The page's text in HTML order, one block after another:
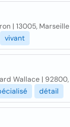
| 13005, Marseille
vivant
Wallace |
détail